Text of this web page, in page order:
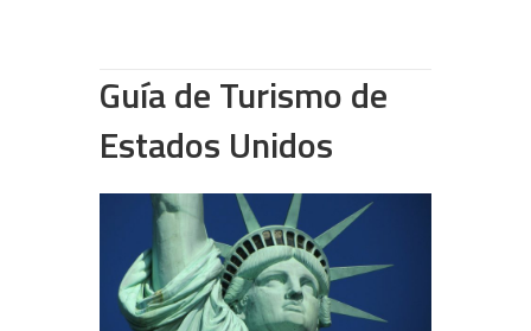
Guía de Turismo de
Estados Unidos